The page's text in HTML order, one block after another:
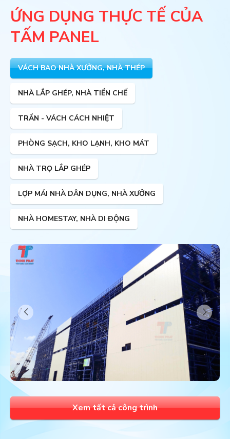
ỨNG DỤNG THỰC TẾ CỦA
TẤM PANEL
VÁCH BAO NHÀ XƯỞNG, NHÀ THÉP
NHÀ LẮP GHÉP, NHÀ TIỀN CHẾ
TRẦN - VÁCH CÁCH NHIỆT
PHÒNG SẠCH, KHO LẠNH, KHO MÁT
NHÀ TRỌ LẮP GHÉP
LỢP MÁI NHÀ DÂN DỤNG, NHÀ XƯỞNG
NHÀ HOMESTAY, NHÀ DI ĐỘNG
Xem tất cả công trình